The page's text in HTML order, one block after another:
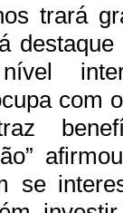
trará
com
se